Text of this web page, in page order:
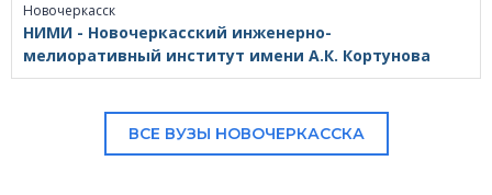
Новочеркасск
НИМИ - Новочеркасский инженерно-
мелиоративный институт имени А.К. Кортунова
ВСЕ ВУЗЫ НОВОЧЕРКАССКА